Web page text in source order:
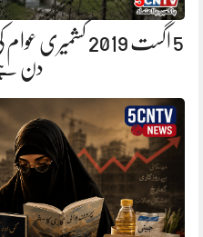
5 اگست 2019
دن